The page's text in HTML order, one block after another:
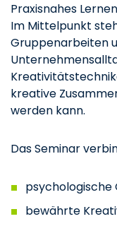
Praxisnahes
Im Mittelpunkt
Gruppenarbeiten
kreative
werden kann.
Das Seminar
psychologische
bewährte